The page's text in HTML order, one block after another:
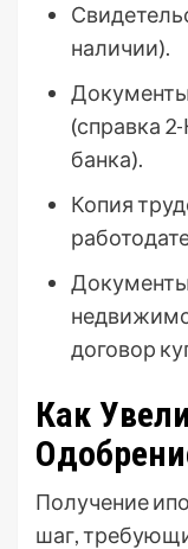
наличии).
(справка
банка).
Копия
договор
Как
Получение
шаг,